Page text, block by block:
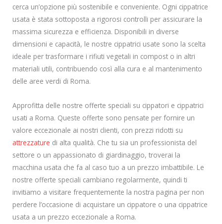
cerca un’opzione più sostenibile e conveniente. Ogni cippatrice
usata è stata sottoposta a rigorosi controlli per assicurare la
massima sicurezza e efficienza. Disponibili in diverse
dimensioni e capacità, le nostre cippatrici usate sono la scelta
ideale per trasformare i rifiuti vegetali in compost o in altri
materiali utili, contribuendo così alla cura e al mantenimento
delle aree verdi di Roma.
Approfitta delle nostre offerte speciali su cippatori e cippatrici
usati a Roma. Queste offerte sono pensate per fornire un
valore eccezionale ai nostri clienti, con prezzi ridotti su
attrezzature di alta qualità. Che tu sia un professionista del
settore o un appassionato di giardinaggio, troverai la
macchina usata che fa al caso tuo a un prezzo imbattibile. Le
nostre offerte speciali cambiano regolarmente, quindi ti
invitiamo a visitare frequentemente la nostra pagina per non
perdere l’occasione di acquistare un cippatore o una cippatrice
usata a un prezzo eccezionale a Roma.